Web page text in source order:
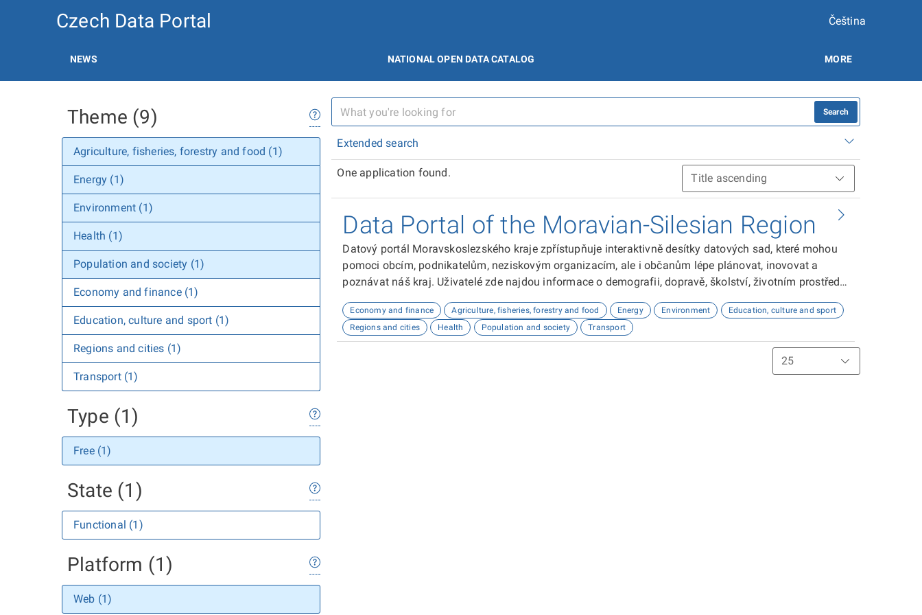
Czech Data Portal Čeština
NEWS NATIONAL OPEN DATA CATALOG MORE
Theme (9)
Agriculture, fisheries, forestry and food (1)
Energy (1)
Environment (1)
Health (1)
Population and society (1)
Economy and finance (1)
Education, culture and sport (1)
Regions and cities (1)
Transport (1)
Type (1)
Free (1)
State (1)
Functional (1)
Platform (1)
Web (1)
Search
Extended search
One application found.
Data Portal of the Moravian-Silesian Region
Datový portál Moravskoslezského kraje zpřístupňuje interaktivně desítky datových sad, které mohou
pomoci obcím, podnikatelům, neziskovým organizacím, ale i občanům lépe plánovat, inovovat a
poznávat náš kraj. Uživatelé zde najdou informace o demografii, dopravě, školství, životním prostředí,
Economy and finance Agriculture, fisheries, forestry and food Energy Environment
Education, culture and sport
Regions and cities
Health Population and society Transport